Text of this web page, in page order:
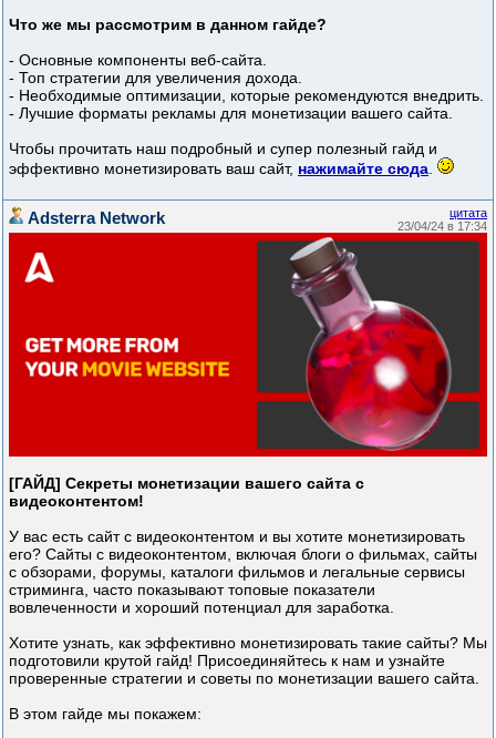
Что же мы рассмотрим в данном гайде?
- Основные компоненты веб-сайта.
- Топ стратегии для увеличения дохода.
- Необходимые оптимизации, которые рекомендуются внедрить.
- Лучшие форматы рекламы для монетизации вашего сайта.
Чтобы прочитать наш подробный и супер полезный гайд и
эффективно монетизировать ваш сайт, нажимайте сюда.
цитата
23/04/24 в 17:34
Adsterra Network
[ГАЙД] Секреты монетизации вашего сайта с
видеоконтентом!
У вас есть сайт с видеоконтентом и вы хотите монетизировать
его? Сайты с видеоконтентом, включая блоги о фильмах, сайты
с обзорами, форумы, каталоги фильмов и легальные сервисы
стриминга, часто показывают топовые показатели
вовлеченности и хороший потенциал для заработка.
Хотите узнать, как эффективно монетизировать такие сайты? Мы
подготовили крутой гайд! Присоединяйтесь к нам и узнайте
проверенные стратегии и советы по монетизации вашего сайта.
В этом гайде мы покажем: